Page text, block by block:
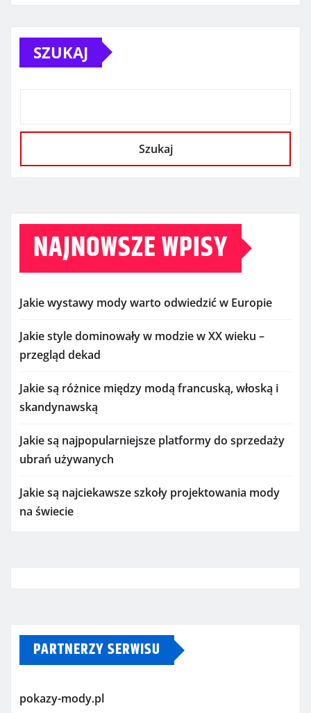
SZUKAJ
Szukaj
NAJNOWSZE WPISY
Jakie wystawy mody warto odwiedzić w Europie
Jakie style dominowały w modzie w XX wieku –
przegląd dekad
Jakie są różnice między modą francuską, włoską i
skandynawską
Jakie są najpopularniejsze platformy do sprzedaży
ubrań używanych
Jakie są najciekawsze szkoły projektowania mody
na świecie
PARTNERZY SERWISU
pokazy-mody.pl